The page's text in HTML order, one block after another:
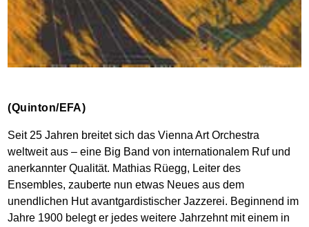
(Quinton/EFA)
Seit 25 Jahren breitet sich das Vienna Art Orchestra
weltweit aus – eine Big Band von internationalem Ruf und
anerkannter Qualität. Mathias Rüegg, Leiter des
Ensembles, zauberte nun etwas Neues aus dem
unendlichen Hut avantgardistischer Jazzerei. Beginnend im
Jahre 1900 belegt er jedes weitere Jahrzehnt mit einem in